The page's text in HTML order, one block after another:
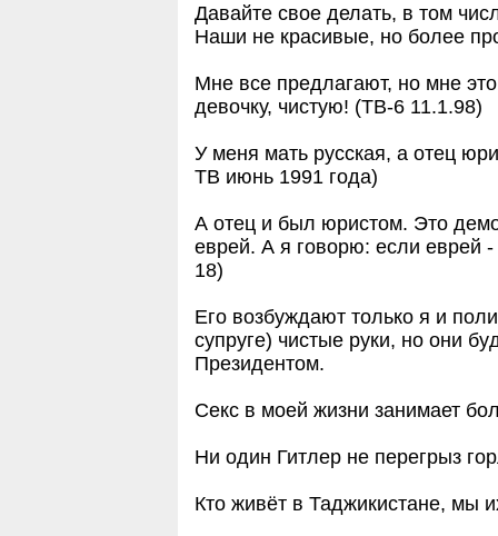
Давайте свое делать, в том
Наши не красивые, но более
Мне все предлагают, но мне
девочку, чистую! (ТВ-6 11.1.98)
У меня мать русская, а отец
ТВ июнь 1991 года)
А отец и был юристом. Это
еврей. А я говорю: если еврей
18)
Его возбyждают только я и
сyпpyге) чистые pyки, но они
Пpезидентом.
Секс в моей жизни занимает
Ни один Гитлеp не пеpегpыз
Кто живёт в Таджикистане, мы